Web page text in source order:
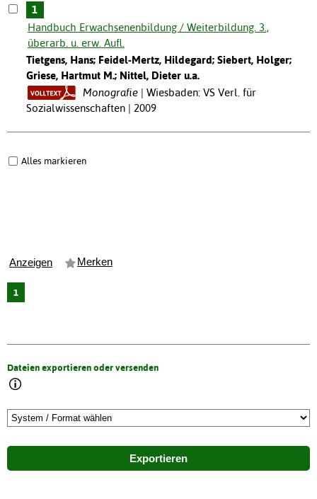
1
Handbuch Erwachsenenbildung / Weiterbildung. 3.,
überarb. u. erw. Aufl.
Tietgens, Hans; Feidel-Mertz, Hildegard; Siebert, Holger;
Griese, Hartmut M.; Nittel, Dieter u.a.
Monografie
Wiesbaden: VS Verl. für
Sozialwissenschaften | 2009
Alles markieren
Anzeigen Merken
1
Dateien exportieren oder versenden
Exportieren